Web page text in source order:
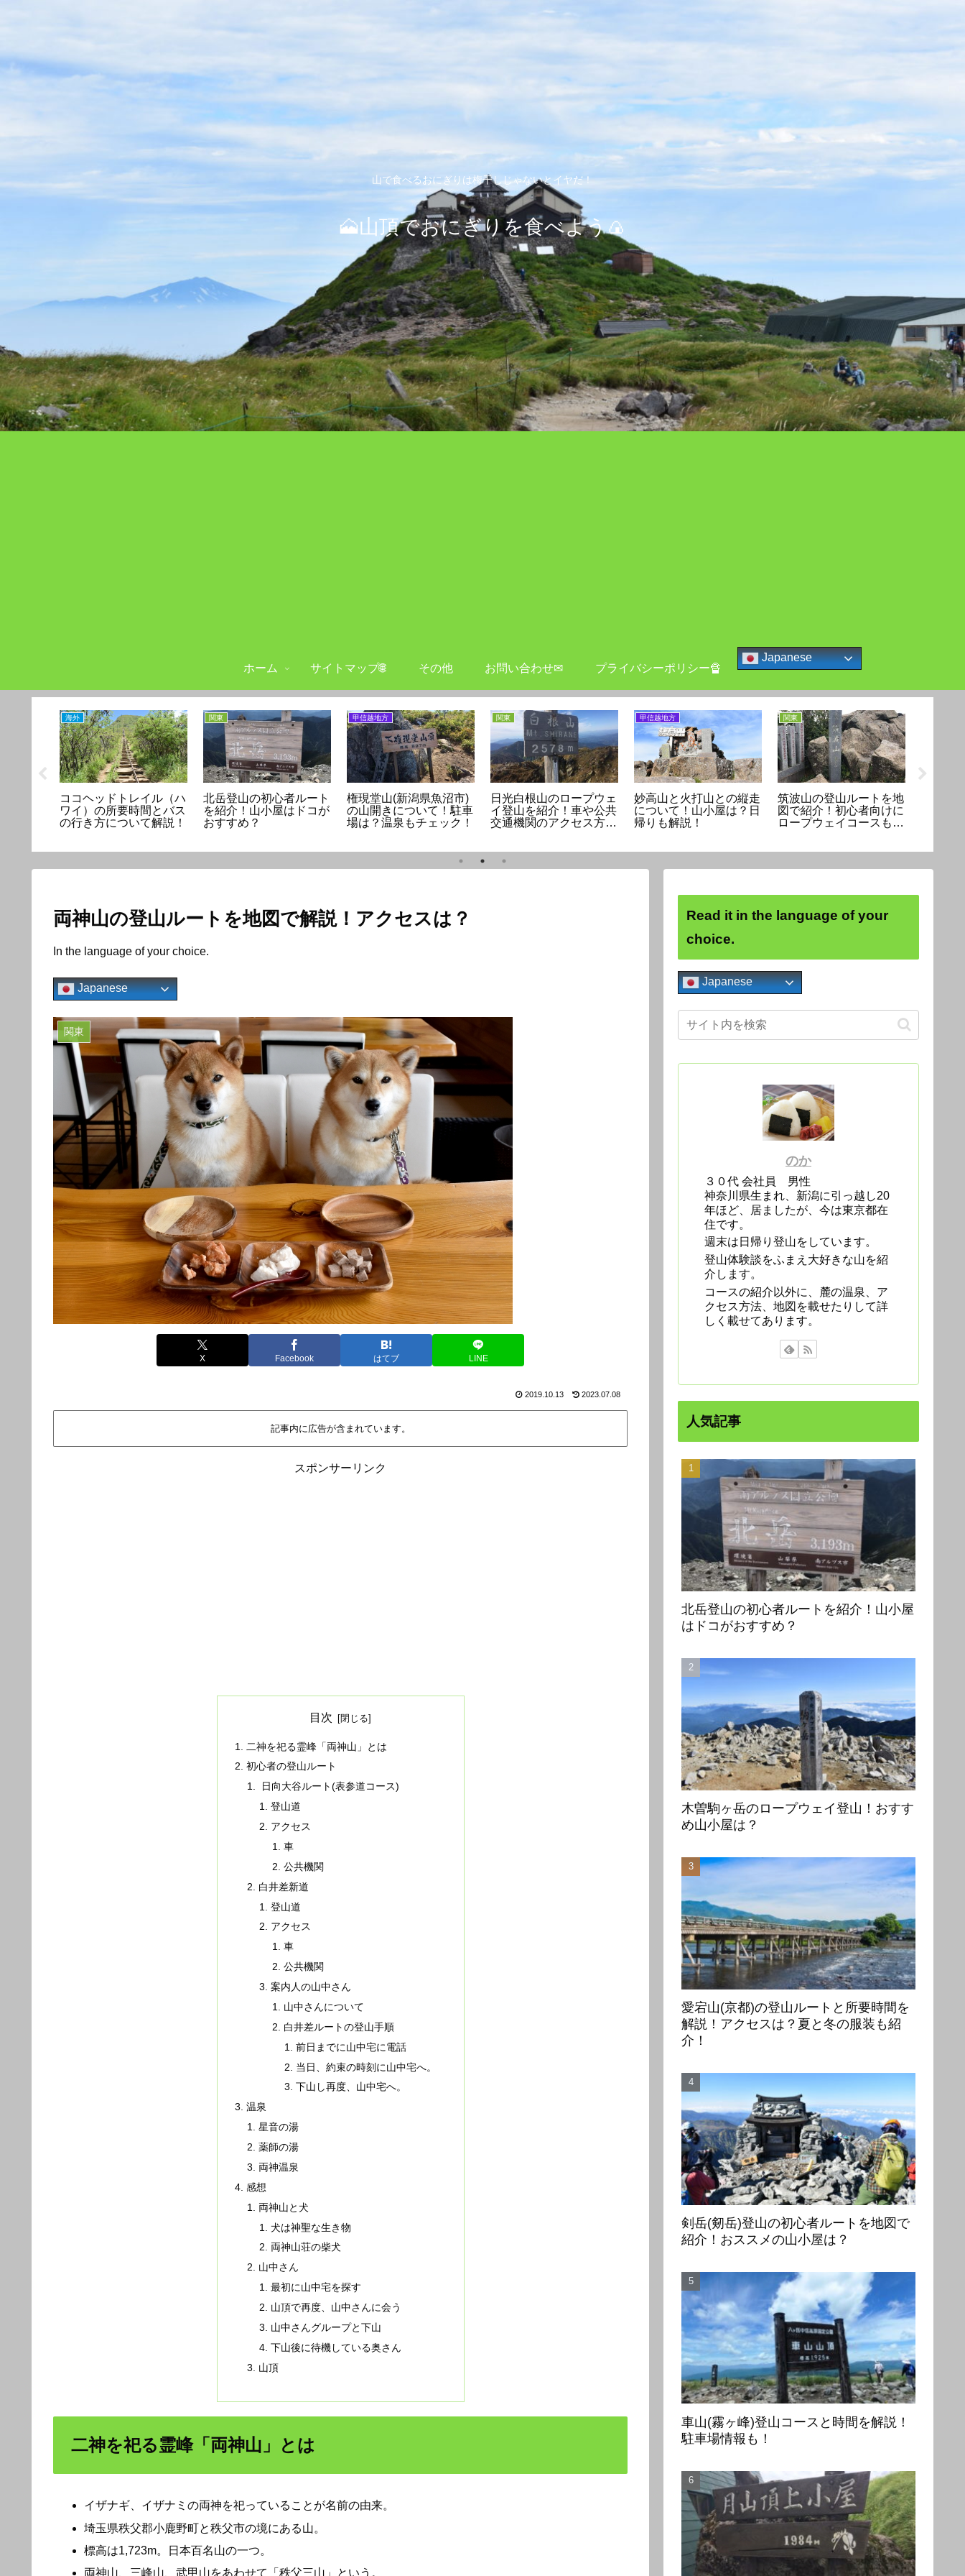
山で食べるおにぎりは梅干しじゃないとイヤだ！
🗻山頂でおにぎりを食べよう🍙
ホーム サイトマップ🌐 その他 お問い合わせ✉ プライバシーポリシー🔏
Japanese
海外
ココヘッドトレイル（ハ
ワイ）の所要時間とバス
の行き方について解説！
関東
北岳登山の初心者ルート
を紹介！山小屋はドコが
おすすめ？
甲信越地方
権現堂山(新潟県魚沼市)
の山開きについて！駐車
場は？温泉もチェック！
関東
日光白根山のロープウェ
イ登山を紹介！車や公共
交通機関のアクセス方法
甲信越地方
妙高山と火打山との縦走
について！山小屋は？日
帰りも解説！
関東
筑波山の登山ルートを地
図で紹介！初心者向けに
ロープウェイコースも解
両神山の登山ルートを地図で解説！アクセスは？
In the language of your choice.
Japanese
関東
X Facebook はてブ LINE
2019.10.13 2023.07.08
記事内に広告が含まれています。
スポンサーリンク
目次
二神を祀る霊峰「両神山」とは
初心者の登山ルート
日向大谷ルート(表参道コース)
登山道
アクセス
車
公共機関
白井差新道
登山道
アクセス
車
公共機関
案内人の山中さん
山中さんについて
白井差ルートの登山手順
前日までに山中宅に電話
当日、約束の時刻に山中宅へ。
下山し再度、山中宅へ。
温泉
星音の湯
薬師の湯
両神温泉
感想
両神山と犬
犬は神聖な生き物
両神山荘の柴犬
山中さん
最初に山中宅を探す
山頂で再度、山中さんに会う
山中さんグループと下山
下山後に待機している奥さん
山頂
二神を祀る霊峰「両神山」とは
イザナギ、イザナミの両神を祀っていることが名前の由来。
埼玉県秩父郡小鹿野町と秩父市の境にある山。
標高は1,723m。日本百名山の一つ。
両神山、三峰山、武甲山をあわせて「秩父三山」という。
Read it in the language of your
choice.
Japanese
のか
３０代 会社員 男性
神奈川県生まれ、新潟に引っ越し20
年ほど、居ましたが、今は東京都在
住です。
週末は日帰り登山をしています。
登山体験談をふまえ大好きな山を紹
介します。
コースの紹介以外に、麓の温泉、ア
クセス方法、地図を載せたりして詳
しく載せてあります。
人気記事
北岳登山の初心者ルートを紹介！山小屋
はドコがおすすめ？
木曽駒ヶ岳のロープウェイ登山！おすす
め山小屋は？
愛宕山(京都)の登山ルートと所要時間を
解説！アクセスは？夏と冬の服装も紹
介！
剣岳(剱岳)登山の初心者ルートを地図で
紹介！おススメの山小屋は？
車山(霧ヶ峰)登山コースと時間を解説！
駐車場情報も！